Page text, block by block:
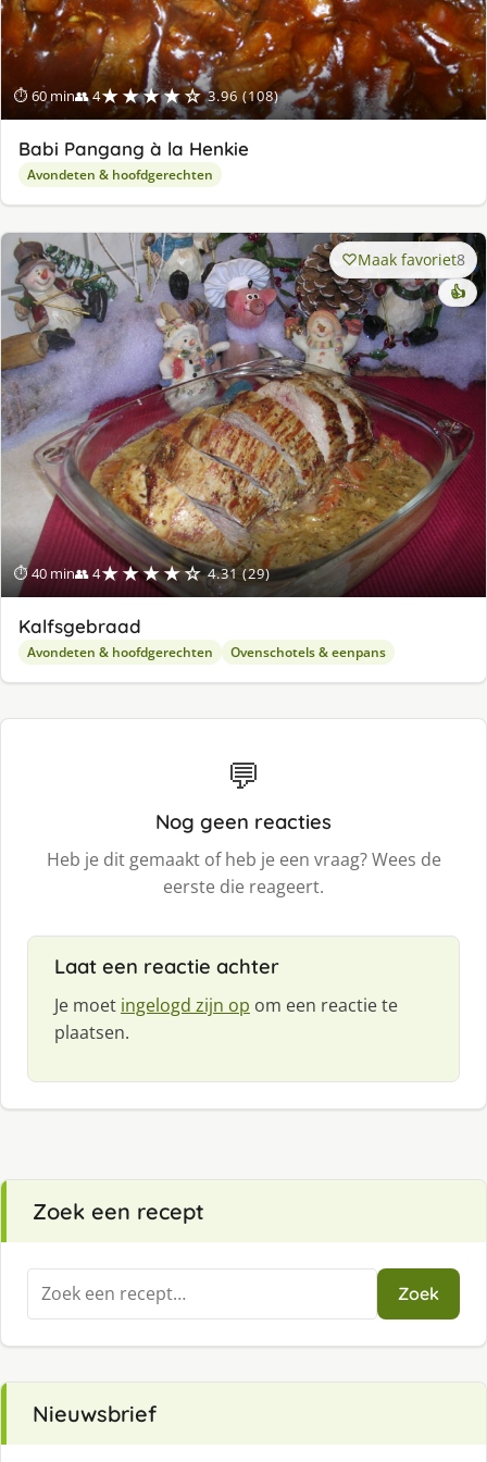
⏱ 60 min👥 4★★★★☆ 3.96 (108)
Babi Pangang à la Henkie
Avondeten & hoofdgerechten
⏱ 40 min👥 4★★★★☆ 4.31 (29)
Maak favoriet8
👍
Kalfsgebraad
Avondeten & hoofdgerechten Ovenschotels & eenpans
💬
Nog geen reacties
Heb je dit gemaakt of heb je een vraag? Wees de
eerste die reageert.
Laat een reactie achter
Je moet ingelogd zijn op om een reactie te
plaatsen.
Zoek een recept
Zoeken
naar:
Zoek
Nieuwsbrief